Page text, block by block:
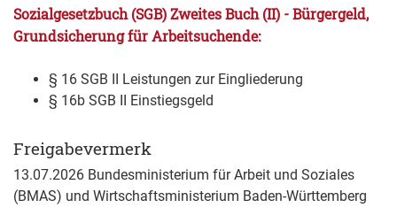
Sozialgesetzbuch (SGB) Zweites Buch (II) - Bürgergeld,
Grundsicherung für Arbeitsuchende:
§ 16 SGB II
Leistungen zur Eingliederung
§ 16b SGB II Einstiegsgeld
Freigabevermerk
13.07.2026 Bundesministerium für Arbeit und Soziales
(BMAS) und Wirtschaftsministerium Baden-Württemberg